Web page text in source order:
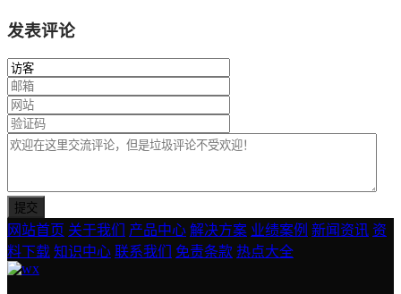
发表评论
网站首页 关于我们 产品中心 解决方案 业绩案例 新闻资讯 资
料下载 知识中心 联系我们 免责条款 热点大全